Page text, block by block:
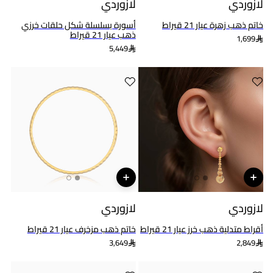
خاتم ذهب زهرة عيار 21 قيراط
1,699
أسورة بسلسلة شكل حلقات خرزي
ذهب عيار 21 قيراط
5,449
لازوردي
أقراط متدلية ذهب خرز عيار 21 قيراط
2,849
لازوردي
خاتم ذهب مزخرف عيار 21 قيراط
3,649